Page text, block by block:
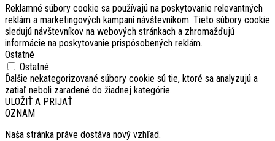
Reklamné súbory cookie sa používajú na poskytovanie relevantných
reklám a marketingových kampaní návštevníkom. Tieto súbory cookie
sledujú návštevníkov na webových stránkach a zhromažďujú
informácie na poskytovanie prispôsobených reklám.
Ostatné
Ostatné
Ďalšie nekategorizované súbory cookie sú tie, ktoré sa analyzujú a
zatiaľ neboli zaradené do žiadnej kategórie.
ULOŽIŤ A PRIJAŤ
OZNAM
Naša stránka práve dostáva nový vzhľad.